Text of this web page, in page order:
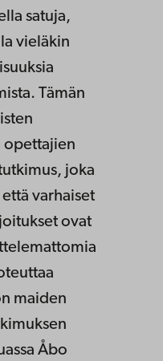
satuja,
vieläkin
Tämän
opettajien
joka
varhaiset
ovat
maiden
Åbo